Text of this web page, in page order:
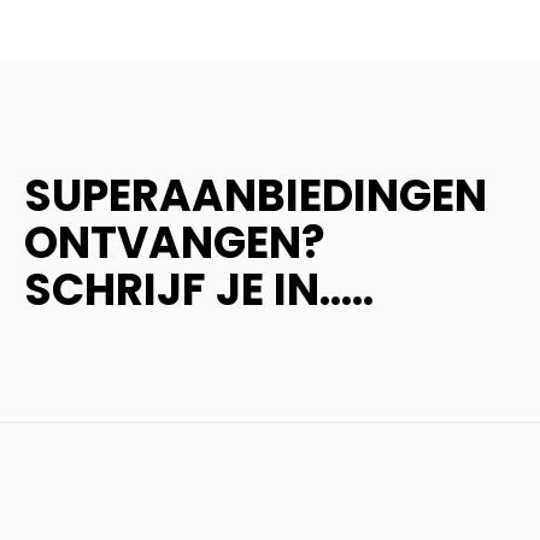
SUPERAANBIEDINGEN
ONTVANGEN?
SCHRIJF JE IN.....